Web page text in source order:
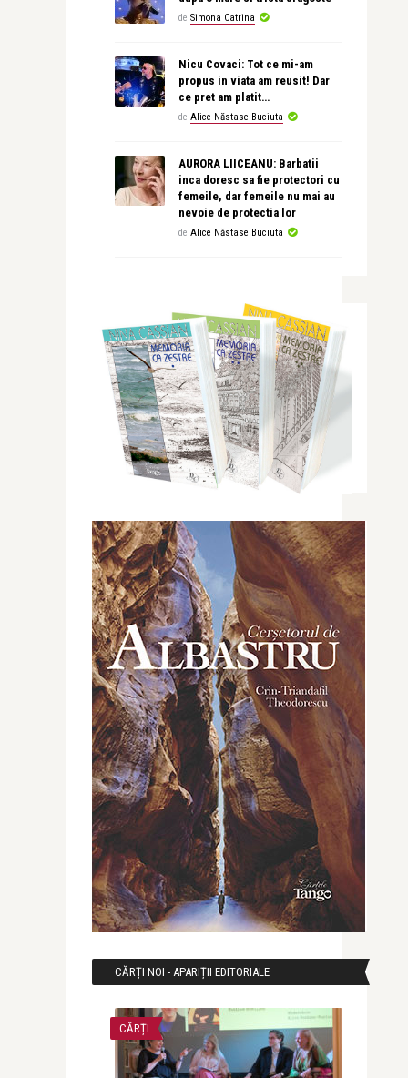
de Simona Catrina
Nicu Covaci: Tot ce mi-am
propus in viata am reusit! Dar
ce pret am platit…
de Alice Năstase Buciuta
AURORA LIICEANU: Barbatii
inca doresc sa fie protectori cu
femeile, dar femeile nu mai au
nevoie de protectia lor
de Alice Năstase Buciuta
CĂRȚI NOI - APARIȚII EDITORIALE
CĂRȚI